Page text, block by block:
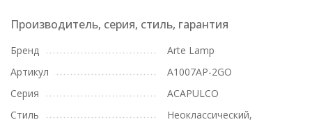
Производитель, серия, стиль, гарантия
Бренд
Arte Lamp
Артикул
A1007AP-2GO
Серия
ACAPULCO
Стиль
Неоклассический,